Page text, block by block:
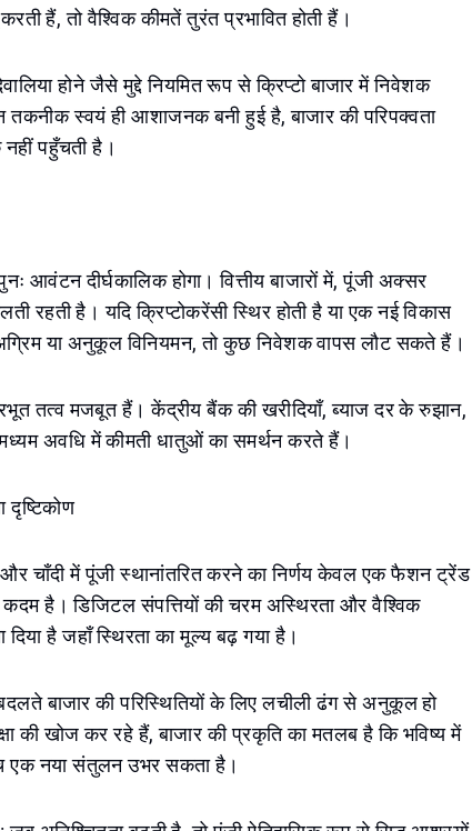
हैं, तो वैश्विक कीमतें तुरंत प्रभावित होती हैं।
होने जैसे मुद्दे नियमित रूप से क्रिप्टो बाजार में निवेशक
स्वयं ही आशाजनक बनी हुई है, बाजार की परिपक्वता
पहुँचती है।
आवंटन दीर्घकालिक होगा। वित्तीय बाजारों में, पूंजी अक्सर
रहती है। यदि क्रिप्टोकरेंसी स्थिर होती है या एक नई विकास
या अनुकूल विनियमन, तो कुछ निवेशक वापस लौट सकते हैं।
तत्व मजबूत हैं। केंद्रीय बैंक की खरीदियाँ, ब्याज दर के रुझान,
अवधि में कीमती धातुओं का समर्थन करते हैं।
दृष्टिकोण
चाँदी में पूंजी स्थानांतरित करने का निर्णय केवल एक फैशन ट्रेंड
है। डिजिटल संपत्तियों की चरम अस्थिरता और वैश्विक
है जहाँ स्थिरता का मूल्य बढ़ गया है।
बदलते बाजार की परिस्थितियों के लिए लचीली ढंग से अनुकूल हो
की खोज कर रहे हैं, बाजार की प्रकृति का मतलब है कि भविष्य में
एक नया संतुलन उभर सकता है।